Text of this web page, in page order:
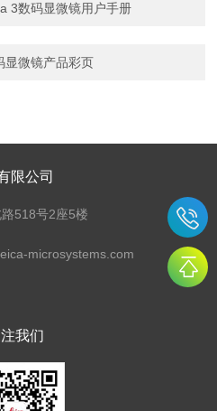
3数码显微镜用户手册
显微镜产品彩页
限公司
518号2座5楼
microsystems.com
我们